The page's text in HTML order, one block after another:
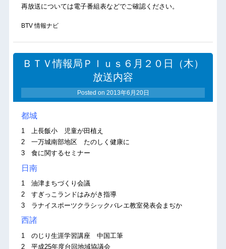
再放送については電子番組表などでご確認ください。
BTV 情報ナビ
ＢＴＶ情報局Ｐｌｕｓ６月２０日（木）
放送内容
Posted on 2013年6月20日
都城
1 上長飯小 児童が田植え
2 一万城南部地区 たのしく健康に
3 食に関するセミナー
日南
1 油津まちづくり会議
2 すぎっこランドはみがき指導
3 ラナイスポーツクラシックバレエ教室発表会まぢか
西諸
1 のじり生涯学習講座 中国工筆
2 平成25年度台回地域協議会